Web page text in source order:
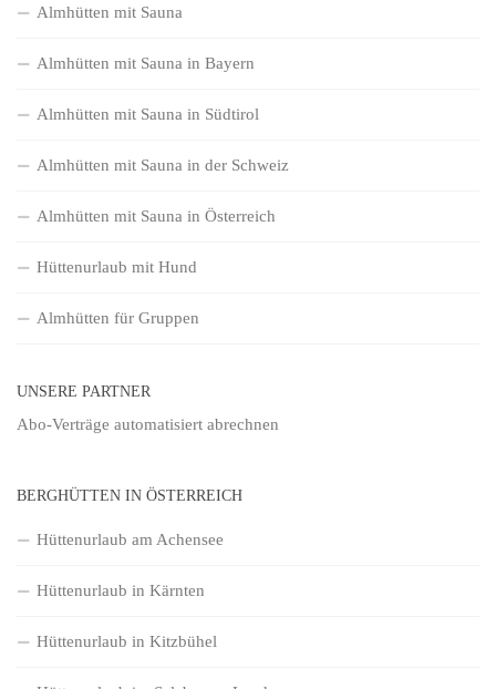
Almhütten mit Sauna
Almhütten mit Sauna in Bayern
Almhütten mit Sauna in Südtirol
Almhütten mit Sauna in der Schweiz
Almhütten mit Sauna in Österreich
Hüttenurlaub mit Hund
Almhütten für Gruppen
UNSERE PARTNER
Abo-Verträge automatisiert abrechnen
BERGHÜTTEN IN ÖSTERREICH
Hüttenurlaub am Achensee
Hüttenurlaub in Kärnten
Hüttenurlaub in Kitzbühel